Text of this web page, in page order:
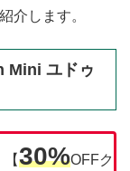
介します。
Mini ユドゥ
【30%OFFク